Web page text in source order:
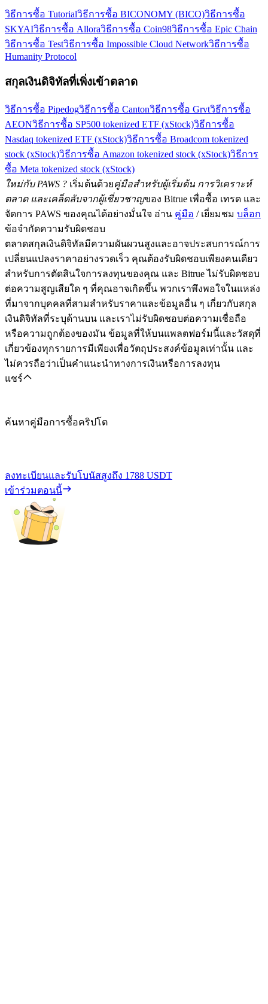
วิธีการซื้อ Tutorialวิธีการซื้อ BICONOMY (BICO)วิธีการซื้อ
SKYAIวิธีการซื้อ Alloraวิธีการซื้อ Coin98วิธีการซื้อ Epic Chain
วิธีการซื้อ Testวิธีการซื้อ Impossible Cloud Networkวิธีการซื้อ
Humanity Protocol
สกุลเงินดิจิทัลที่เพิ่งเข้าตลาด
วิธีการซื้อ Pipedogวิธีการซื้อ Cantonวิธีการซื้อ Grvtวิธีการซื้อ
AEONวิธีการซื้อ SP500 tokenized ETF (xStock)วิธีการซื้อ
Nasdaq tokenized ETF (xStock)วิธีการซื้อ Broadcom tokenized
stock (xStock)วิธีการซื้อ Amazon tokenized stock (xStock)วิธีการ
ซื้อ Meta tokenized stock (xStock)
ใหม่กับ PAWS ? เริ่มต้นด้วยคู่มือสำหรับผู้เริ่มต้น การวิเคราะห์
ตลาด และเคล็ดลับจากผู้เชี่ยวชาญของ Bitrue เพื่อซื้อ เทรด และ
จัดการ PAWS ของคุณได้อย่างมั่นใจ อ่าน คู่มือ / เยี่ยมชม บล็อก
ข้อจำกัดความรับผิดชอบ
ตลาดสกุลเงินดิจิทัลมีความผันผวนสูงและอาจประสบการณ์การ
เปลี่ยนแปลงราคาอย่างรวดเร็ว คุณต้องรับผิดชอบเพียงคนเดียว
สำหรับการตัดสินใจการลงทุนของคุณ และ Bitrue ไม่รับผิดชอบ
ต่อความสูญเสียใด ๆ ที่คุณอาจเกิดขึ้น พวกเราพึงพอใจในแหล่ง
ที่มาจากบุคคลที่สามสำหรับราคาและข้อมูลอื่น ๆ เกี่ยวกับสกุล
เงินดิจิทัลที่ระบุด้านบน และเราไม่รับผิดชอบต่อความเชื่อถือ
หรือความถูกต้องของมัน ข้อมูลที่ให้บนแพลตฟอร์มนี้และวัสดุที่
เกี่ยวข้องทุกรายการมีเพียงเพื่อวัตถุประสงค์ข้อมูลเท่านั้น และ
ไม่ควรถือว่าเป็นคำแนะนำทางการเงินหรือการลงทุน
แชร์
ค้นหาคู่มือการซื้อคริปโต
ลงทะเบียนและรับโบนัสสูงถึง 1788 USDT
เข้าร่วมตอนนี้